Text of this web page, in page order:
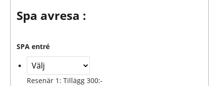
Spa avresa :
SPA entré
Resenär 1: Tillägg 300:-